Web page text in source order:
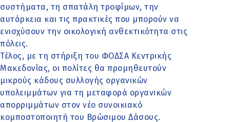
συστήματα, τη σπατάλη τροφίμων, την
αυτάρκεια και τις πρακτικές που μπορούν να
ενισχύσουν την οικολογική ανθεκτικότητα στις
πόλεις.
Τέλος, με τη στήριξη του ΦΟΔΣΑ Κεντρικής
Μακεδονίας, οι πολίτες θα προμηθευτούν
μικρούς κάδους συλλογής οργανικών
υπολειμμάτων για τη μεταφορά οργανικών
απορριμμάτων στον νέο συνοικιακό
κομποστοποιητή του Βρώσιμου Δάσους.